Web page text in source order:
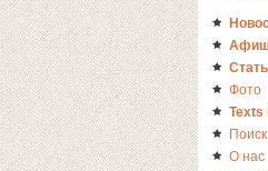
Фото
Texts
Поиск
О нас